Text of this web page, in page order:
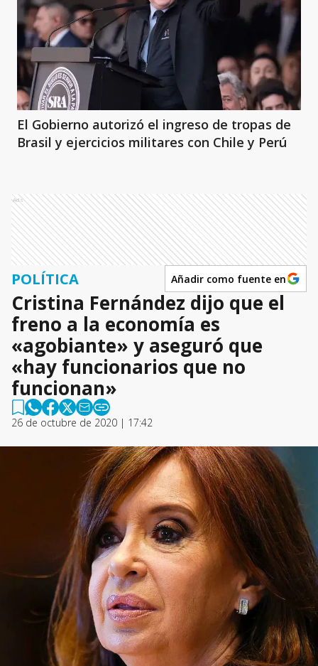
El Gobierno autorizó el ingreso de tropas de
Brasil y ejercicios militares con Chile y Perú
Ads
POLÍTICA Añadir como fuente en
Cristina Fernández dijo que el
freno a la economía es
«agobiante» y aseguró que
«hay funcionarios que no
funcionan»
26 de octubre de 2020 | 17:42